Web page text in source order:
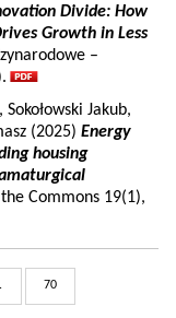
Divide: How
Growth in Less
–
Jakub,
(2025) Energy
housing
Commons 19(1),
70